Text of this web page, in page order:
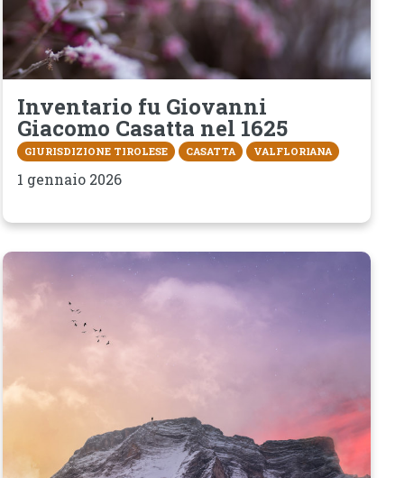
Inventario fu Giovanni
Giacomo Casatta nel 1625
GIURISDIZIONE TIROLESE CASATTA VALFLORIANA
1 gennaio 2026